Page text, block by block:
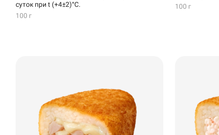
суток при t (+4±2)°C.
100 г
100 г